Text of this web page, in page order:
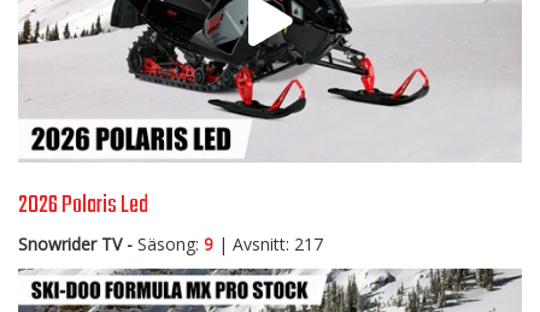
2026 Polaris Led
Snowrider TV - Säsong: 9 | Avsnitt: 217